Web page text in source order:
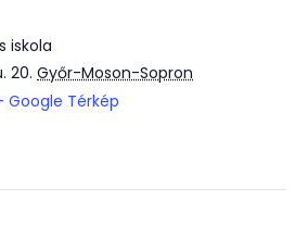
iskola
20. Győr-Moson-Sopron
Google Térkép